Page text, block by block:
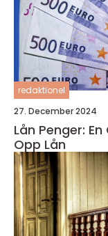
redaktionel
27. December 2024
Lån Penger:
Opp Lån